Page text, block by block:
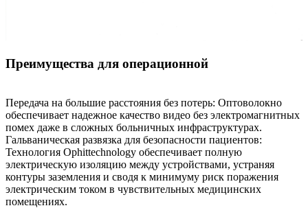
Преимущества для операционной
Передача на большие расстояния без потерь: Оптоволокно
обеспечивает надежное качество видео без электромагнитных
помех даже в сложных больничных инфраструктурах.
Гальваническая развязка для безопасности пациентов:
Технология Ophittechnology обеспечивает полную
электрическую изоляцию между устройствами, устраняя
контуры заземления и сводя к минимуму риск поражения
электрическим током в чувствительных медицинских
помещениях.